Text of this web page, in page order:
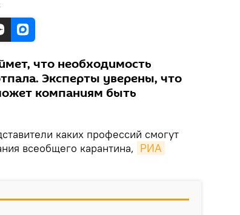
что необходимость
Эксперты уверены, что
компаниям быть
каких профессий смогут
всеобщего карантина, РИА